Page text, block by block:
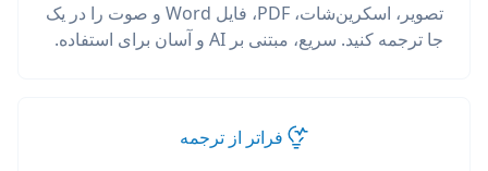
تصویر، اسکرین‌شات، PDF، فایل Word و صوت را در یک
جا ترجمه کنید. سریع، مبتنی بر AI و آسان برای استفاده.
فراتر از ترجمه